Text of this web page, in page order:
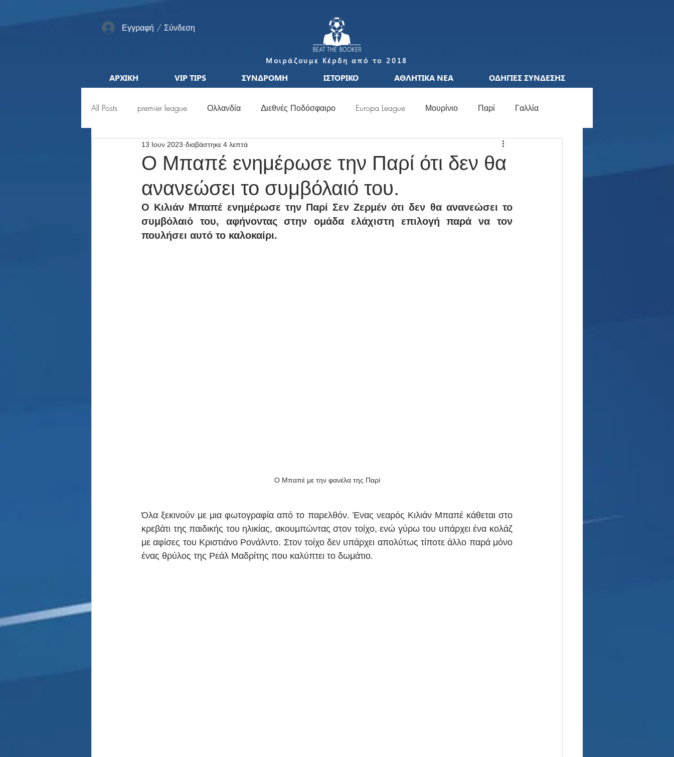
Εγγραφή / Σύνδεση
Μοιράζουμε Κέρδη από το 2018
ΑΡΧΙΚΗ VIP TIPS ΣΥΝΔΡΟΜΗ ΙΣΤΟΡΙΚΟ ΑΘΛΗΤΙΚΑ ΝΕΑ ΟΔΗΓΙΕΣ ΣΥΝΔΕΣΗΣ
All Posts premier league Ολλανδία Διεθνές Ποδόσφαιρο Europa League Μουρίνιο Παρί Γαλλία
Pro League MLS Μεταγραφές
Προκριματικά Euro Μέσσι Μουντιάλ Ελλάδα Ιταλία
Παρασκήνιο Κριστιάνο Ρονάλντο Κόνφερενς Λιγκ UEFA Ρονάλντο
Ο Μπαπέ ενημέρωσε την Παρί ότι δεν θα
ανανεώσει το συμβόλαιό του.
13 Ιουν 2023 διαβάστηκε 4 λεπτά
Ο Κιλιάν Μπαπέ ενημέρωσε την Παρί Σεν Ζερμέν ότι δεν θα ανανεώσει το
συμβόλαιό του, αφήνοντας στην ομάδα ελάχιστη επιλογή παρά να τον
πουλήσει αυτό το καλοκαίρι.
Ο Μπαπέ με την φανέλα της Παρί
Όλα ξεκινούν με μια φωτογραφία από το παρελθόν. Ένας νεαρός Κιλιάν Μπαπέ κάθεται στο
κρεβάτι της παιδικής του ηλικίας, ακουμπώντας στον τοίχο, ενώ γύρω του υπάρχει ένα κολάζ
με αφίσες του Κριστιάνο Ρονάλντο. Στον τοίχο δεν υπάρχει απολύτως τίποτε άλλο παρά μόνο
ένας θρύλος της Ρεάλ Μαδρίτης που καλύπτει το δωμάτιο.